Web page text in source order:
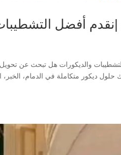
|نقدم أفضل
والديكورات هل تبحث عن
ديكور متكاملة في الدمام، الخبر،